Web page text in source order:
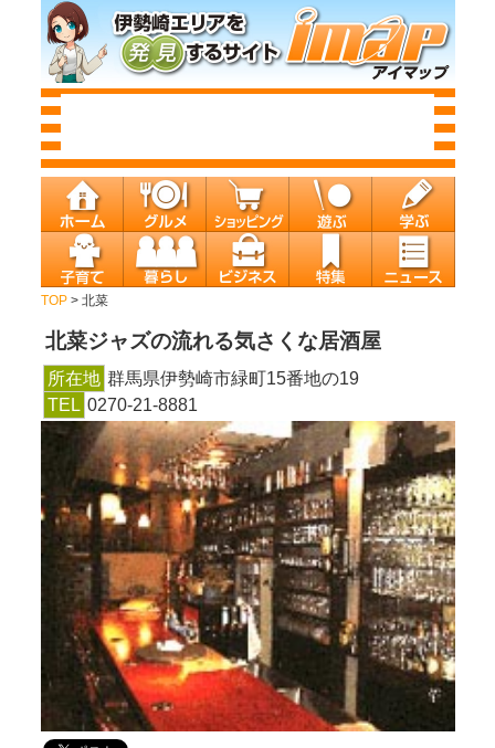
TOP> 北菜
北菜ジャズの流れる気さくな居酒屋
所在地 群馬県伊勢崎市緑町15番地の19
TEL 0270-21-8881